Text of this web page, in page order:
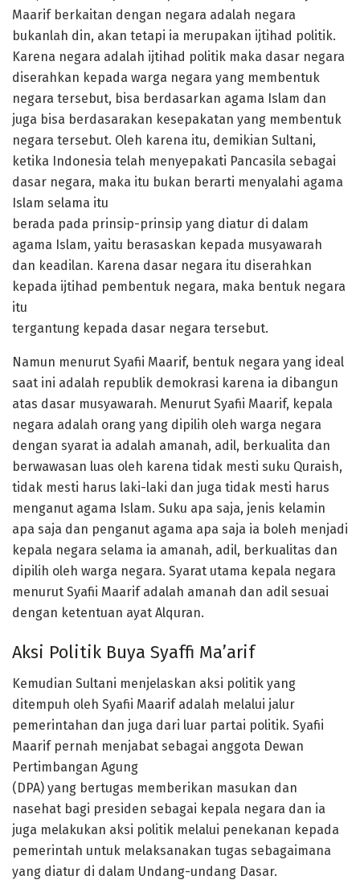
Maarif berkaitan dengan negara adalah negara
bukanlah din, akan tetapi ia merupakan ijtihad politik.
Karena negara adalah ijtihad politik maka dasar negara
diserahkan kepada warga negara yang membentuk
negara tersebut, bisa berdasarkan agama Islam dan
juga bisa berdasarakan kesepakatan yang membentuk
negara tersebut. Oleh karena itu, demikian Sultani,
ketika Indonesia telah menyepakati Pancasila sebagai
dasar negara, maka itu bukan berarti menyalahi agama
Islam selama itu
berada pada prinsip-prinsip yang diatur di dalam
agama Islam, yaitu berasaskan kepada musyawarah
dan keadilan. Karena dasar negara itu diserahkan
kepada ijtihad pembentuk negara, maka bentuk negara
itu
tergantung kepada dasar negara tersebut.
Namun menurut Syafii Maarif, bentuk negara yang ideal
saat ini adalah republik demokrasi karena ia dibangun
atas dasar musyawarah. Menurut Syafii Maarif, kepala
negara adalah orang yang dipilih oleh warga negara
dengan syarat ia adalah amanah, adil, berkualita dan
berwawasan luas oleh karena tidak mesti suku Quraish,
tidak mesti harus laki-laki dan juga tidak mesti harus
menganut agama Islam. Suku apa saja, jenis kelamin
apa saja dan penganut agama apa saja ia boleh menjadi
kepala negara selama ia amanah, adil, berkualitas dan
dipilih oleh warga negara. Syarat utama kepala negara
menurut Syafii Maarif adalah amanah dan adil sesuai
dengan ketentuan ayat Alquran.
Aksi Politik Buya Syaffi Ma’arif
Kemudian Sultani menjelaskan aksi politik yang
ditempuh oleh Syafii Maarif adalah melalui jalur
pemerintahan dan juga dari luar partai politik. Syafii
Maarif pernah menjabat sebagai anggota Dewan
Pertimbangan Agung
(DPA) yang bertugas memberikan masukan dan
nasehat bagi presiden sebagai kepala negara dan ia
juga melakukan aksi politik melalui penekanan kepada
pemerintah untuk melaksanakan tugas sebagaimana
yang diatur di dalam Undang-undang Dasar.